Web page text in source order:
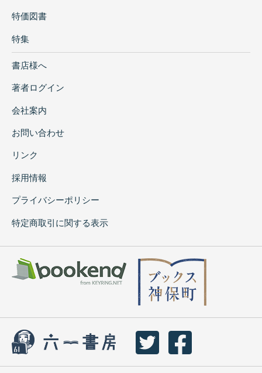
特価図書
特集
書店様へ
著者ログイン
会社案内
お問い合わせ
リンク
採用情報
プライバシーポリシー
特定商取引に関する表示